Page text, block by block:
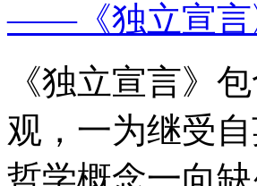
——《独立宣言
《独立宣言》
观，一为继受
哲学概念一向